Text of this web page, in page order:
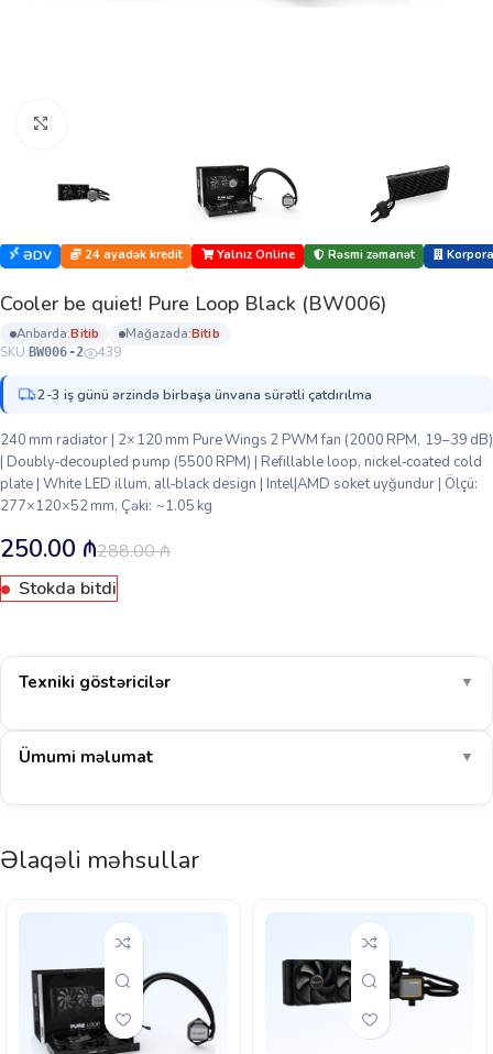
ƏDV 24 ayadək kredit Yalnız Online Rəsmi zəmanət
Cooler be quiet! Pure Loop Black (BW006)
anbarda: bi̇ti̇b mağazada: bi̇ti̇b
SKU: BW006-2 439
2-3 iş günü ərzində birbaşa ünvana sürətli çatdırılma
240 mm radiator | 2×120 mm Pure Wings 2 PWM fan (2000 RPM, 19–39 dB)
| Doubly‑decoupled pump (5500 RPM) | Refillable loop, nickel‑coated cold
plate | White LED illum, all‑black design | Intel|AMD soket uyğundur | Ölçü:
277×120×52 mm, Çəki: ~1.05 kg
288.00₼
250.00 ₼
Stokda bitdi
Texniki göstəricilər ▼
Ümumi məlumat ▼
Əlaqəli məhsullar